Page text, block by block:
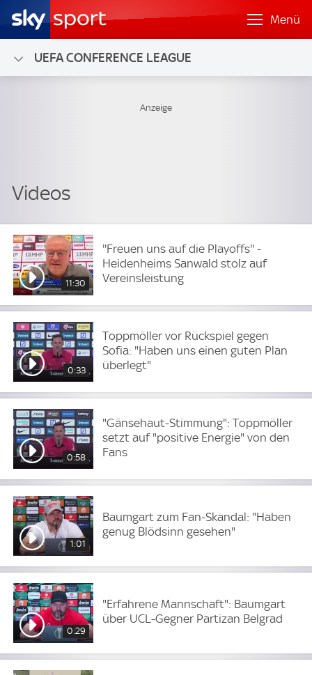
Menü
UEFA CONFERENCE LEAGUE
11:30
''Freuen uns auf die Playoffs'' -
Heidenheims Sanwald stolz auf
Vereinsleistung
0:33
Toppmöller vor Rückspiel gegen
Sofia: "Haben uns einen guten Plan
überlegt"
0:58
"Gänsehaut-Stimmung": Toppmöller
setzt auf "positive Energie" von den
Fans
1:01
Baumgart zum Fan-Skandal: "Haben
genug Blödsinn gesehen"
0:29
"Erfahrene Mannschaft": Baumgart
über UCL-Gegner Partizan Belgrad